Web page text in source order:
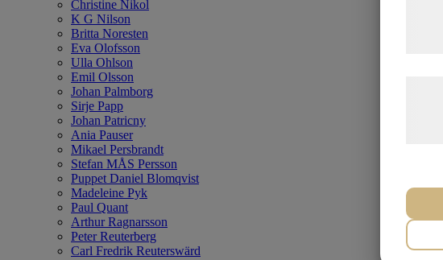
Christine Nikol
K G Nilson
Britta Noresten
Eva Olofsson
Ulla Ohlson
Emil Olsson
Johan Palmborg
Sirje Papp
Johan Patricny
Ania Pauser
Mikael Persbrandt
Stefan MÅS Persson
Puppet Daniel Blomqvist
Madeleine Pyk
Paul Quant
Arthur Ragnarsson
Peter Reuterberg
Carl Fredrik Reuterswärd